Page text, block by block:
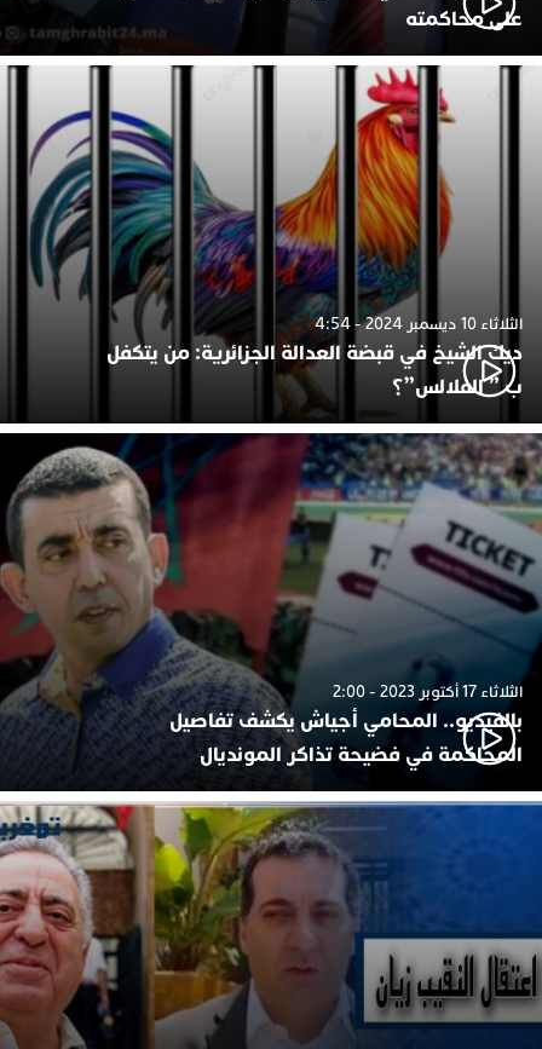
على محاكمته
الثلاثاء 10 ديسمبر 2024 - 4:54
ديك الشيخ في قبضة العدالة الجزائرية: من يتكفل
ب ” الفلالس”؟
الثلاثاء 17 أكتوبر 2023 - 2:00
بالفيديو.. المحامي أجياش يكشف تفاصيل
المحاكمة في فضيحة تذاكر المونديال